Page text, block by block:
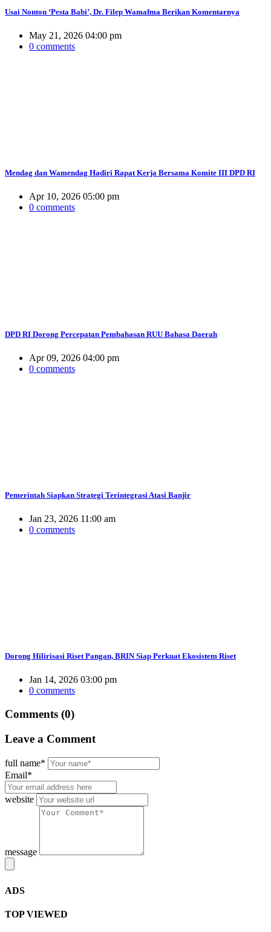
Usai Nonton ‘Pesta Babi’, Dr. Filep Wamafma Berikan Komentarnya
May 21, 2026 04:00 pm
0 comments
Mendag dan Wamendag Hadiri Rapat Kerja Bersama Komite III DPD RI
Apr 10, 2026 05:00 pm
0 comments
DPD RI Dorong Percepatan Pembahasan RUU Bahasa Daerah
Apr 09, 2026 04:00 pm
0 comments
Pemerintah Siapkan Strategi Terintegrasi Atasi Banjir
Jan 23, 2026 11:00 am
0 comments
Dorong Hilirisasi Riset Pangan, BRIN Siap Perkuat Ekosistem Riset
Jan 14, 2026 03:00 pm
0 comments
Comments (0)
Leave a Comment
full name*
Email*
website
message
ADS
TOP VIEWED